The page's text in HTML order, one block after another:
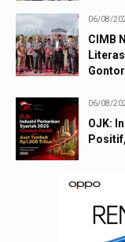
06/08/
CIMB
Gontor
06/08/
OJK: